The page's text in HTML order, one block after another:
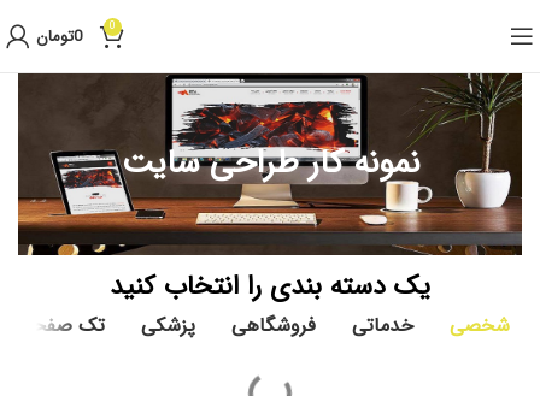
0
0تومان
نمونه کار طراحی سایت
یک دسته بندی را انتخاب کنید
شخصی خدماتی فروشگاهی پزشکی تک صفحه